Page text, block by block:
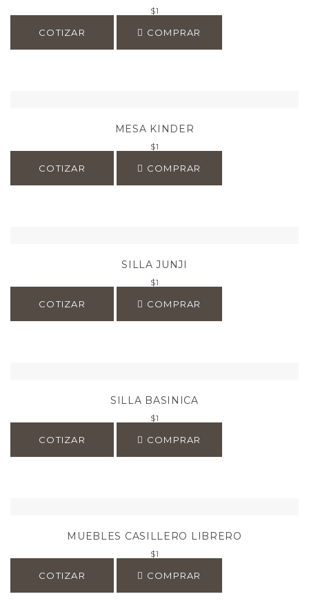
$1
COTIZAR COMPRAR
MESA KINDER
$1
COTIZAR COMPRAR
SILLA JUNJI
$1
COTIZAR COMPRAR
SILLA BASINICA
$1
COTIZAR COMPRAR
MUEBLES CASILLERO LIBRERO
$1
COTIZAR COMPRAR